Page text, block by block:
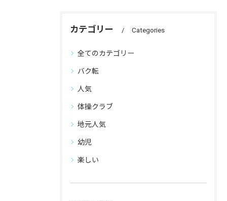
カテゴリー Categories
全てのカテゴリー
バク転
人気
体操クラブ
地元人気
幼児
楽しい